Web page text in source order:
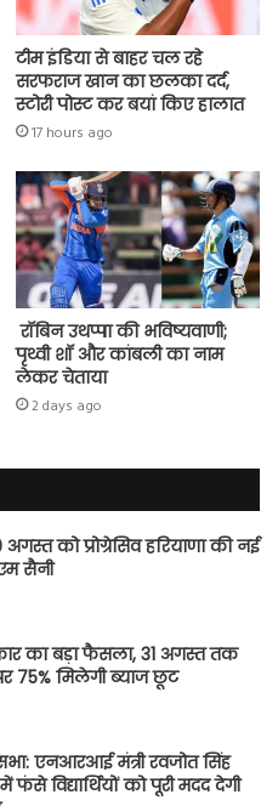
टीम इंडिया से बाहर चल रहे
सरफराज खान का छलका दर्द,
स्टोरी पोस्ट कर बयां किए हालात
17 hours ago
रॉबिन उथप्पा की भविष्यवाणी;
पृथ्वी शॉ और कांबली का नाम
लेकर चेताया
2 days ago
को प्रोग्रेसिव हरियाणा की नई
सैनी
का बड़ा फैसला, 31 अगस्त तक
75% मिलेगी ब्याज छूट
एनआरआई मंत्री रवजोत सिंह
विद्यार्थियों को पूरी मदद देगी